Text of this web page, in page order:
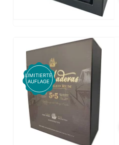
LIMITIERTE
AUFLAGE